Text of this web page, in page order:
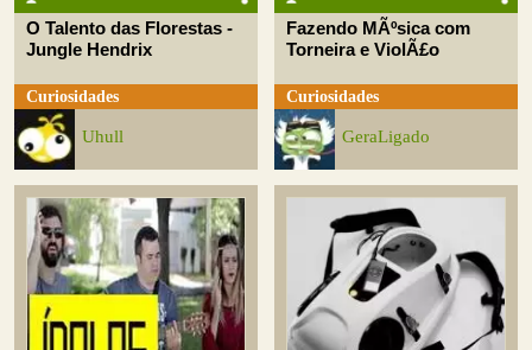
O Talento das Florestas -
Jungle Hendrix
Curiosidades
Uhull
Fazendo MÃºsica com
Torneira e ViolÃ£o
Curiosidades
GeraLigado